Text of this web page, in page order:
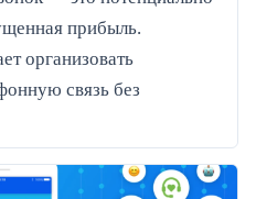
прибыль.
организовать
связь без